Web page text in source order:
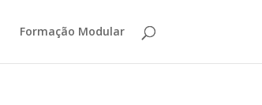
Formação Modular